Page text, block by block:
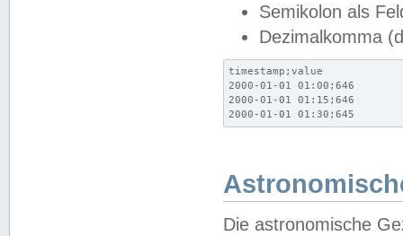
Semikolon als
Dezimalkomma
timestamp;value
2000-01-01 01:00;646
2000-01-01 01:15;646
2000-01-01 01:30;645
Die astronomische